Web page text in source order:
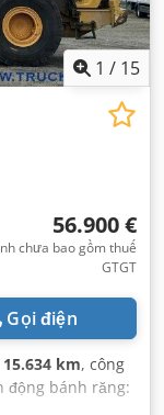
1 / 15
56.900 €
chưa bao gồm thuế
GTGT
Gọi điện
15.634 km, công
động bánh răng: